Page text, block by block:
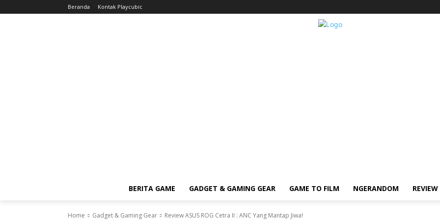
Beranda Kontak Playcubic
BERITA GAME GADGET & GAMING GEAR GAME TO FILM NGERANDOM REVIEW
Home Gadget & Gaming Gear Review ASUS ROG Cetra II : ANC Yang Mantap Jiwa!